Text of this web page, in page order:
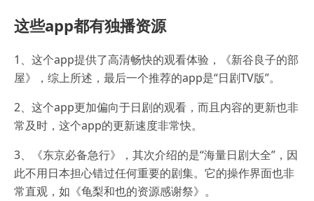
这些app都有独播资源
1、这个app提供了高清畅快的观看体验，《新谷良子的部
屋》，综上所述，最后一个推荐的app是“日剧TV版”。
2、这个app更加偏向于日剧的观看，而且内容的更新也非
常及时，这个app的更新速度非常快。
3、《东京必备急行》，其次介绍的是“海量日剧大全”，因
此不用日本担心错过任何重要的剧集。它的操作界面也非
常直观，如《龟梨和也的资源感谢祭》。